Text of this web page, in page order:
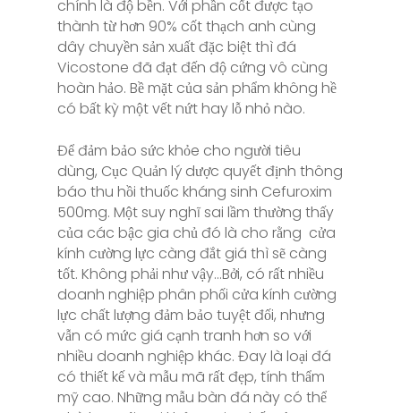
chính là độ bền. Với phần cốt được tạo
thành từ hơn 90% cốt thạch anh cùng
dây chuyền sản xuất đặc biệt thì đá
Vicostone đã đạt đến độ cứng vô cùng
hoàn hảo. Bề mặt của sản phẩm không hề
có bất kỳ một vết nứt hay lỗ nhỏ nào.
Để đảm bảo sức khỏe cho người tiêu
dùng, Cục Quản lý dược quyết định thông
báo thu hồi thuốc kháng sinh Cefuroxim
500mg. Một suy nghĩ sai lầm thường thấy
của các bậc gia chủ đó là cho rằng cửa
kính cường lực càng đắt giá thì sẽ càng
tốt. Không phải như vậy…Bởi, có rất nhiều
doanh nghiệp phân phối cửa kính cường
lực chất lượng đảm bảo tuyệt đối, nhưng
vẫn có mức giá cạnh tranh hơn so với
nhiều doanh nghiệp khác. Đay là loại đá
có thiết kế và mẫu mã rất đẹp, tính thẩm
mỹ cao. Những mẫu bàn đá này có thể